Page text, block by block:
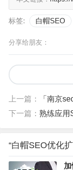
标签: 白帽SEO
分享给朋友：
上一篇：
「南京seo
下一篇： 熟练应用
“白帽SEO优化